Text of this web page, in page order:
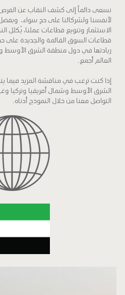
نسعى دائماً إلى كشف النقاب عن الفرص
لأنفسنا ولشركائنا على حدٍ سواء،
الاستثمار وتنويع قطاعات عملنا، يُكلل
قطاعات السوق القائمة والجديدة على
ريادتها في دول منطقة الشرق الأوسط
العالم أجمع.
إذا كنت ترغب في مناقشة المزيد فيما
الشرق الأوسط وشمال أفريقيا وتركيا
التواصل معنا من خلال النموذج أدناه.